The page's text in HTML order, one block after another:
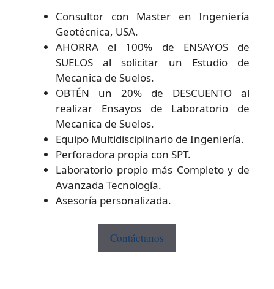
Consultor con Master en Ingeniería
Geotécnica, USA.
AHORRA el 100% de ENSAYOS de
SUELOS al solicitar un Estudio de
Mecanica de Suelos.
OBTÉN un 20% de DESCUENTO al
realizar Ensayos de Laboratorio de
Mecanica de Suelos.
Equipo Multidisciplinario de Ingeniería.
Perforadora propia con SPT.
Laboratorio propio más Completo y de
Avanzada Tecnología.
Asesoría personalizada.
Contáctanos